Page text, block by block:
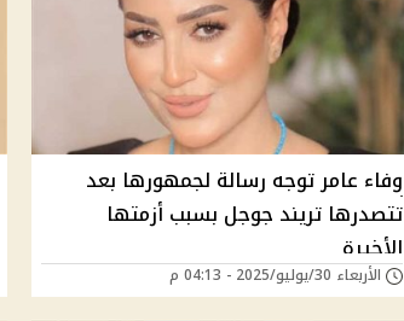
وفاء عامر توجه رسالة لجمهورها بعد
تتصدرها تريند جوجل بسبب أزمتها
الأخيرة
الأربعاء 30/يوليو/2025 - 04:13 م